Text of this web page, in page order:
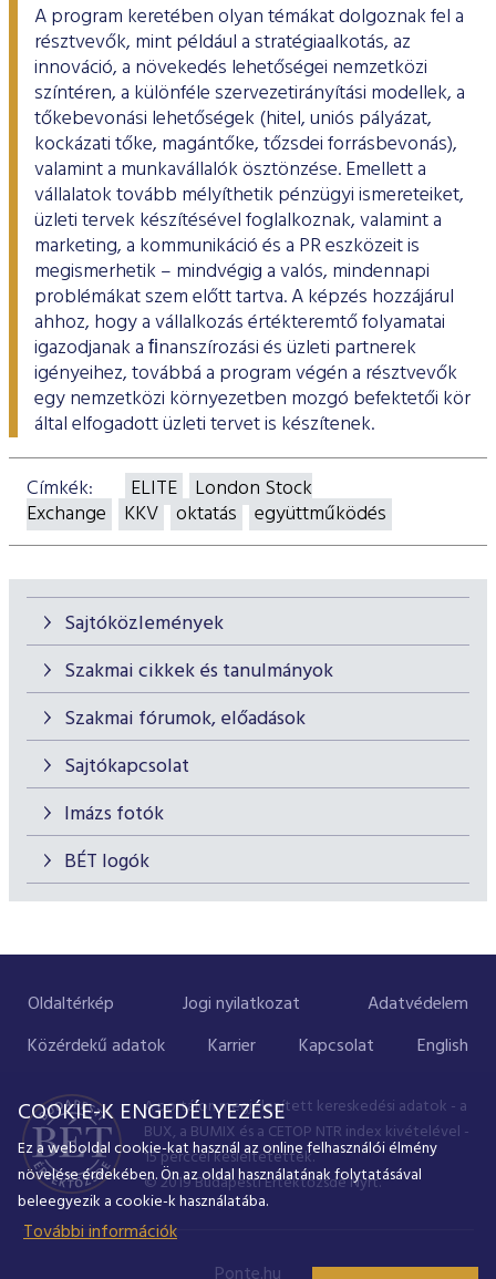
Sajtóközlemények
Szakmai cikkek és tanulmányok
Szakmai fórumok, előadások
Sajtókapcsolat
Imázs fotók
BÉT logók
A program keretében olyan témákat dolgoznak fel a
résztvevők, mint például a stratégiaalkotás, az
innováció, a növekedés lehetőségei nemzetközi
színtéren, a különféle szervezetirányítási modellek, a
tőkebevonási lehetőségek (hitel, uniós pályázat,
kockázati tőke, magántőke, tőzsdei forrásbevonás),
valamint a munkavállalók ösztönzése. Emellett a
vállalatok tovább mélyíthetik pénzügyi ismereteiket,
üzleti tervek készítésével foglalkoznak, valamint a
marketing, a kommunikáció és a PR eszközeit is
megismerhetik – mindvégig a valós, mindennapi
problémákat szem előtt tartva. A képzés hozzájárul
ahhoz, hogy a vállalkozás értékteremtő folyamatai
igazodjanak a ﬁnanszírozási és üzleti partnerek
igényeihez, továbbá a program végén a résztvevők
egy nemzetközi környezetben mozgó befektetői kör
által elfogadott üzleti tervet is készítenek.
Címkék:
ELITE London Stock
Exchange KKV oktatás együttműködés
Oldaltérkép Jogi nyilatkozat
Adatvédelem
Közérdekű adatok
Karrier Kapcsolat English
A portálon megjelenített kereskedési adatok - a
BUX, a BUMIX és a CETOP NTR index kivételével -
15 perccel késleltetettek.
© 2019 Budapesti Értéktőzsde Nyrt.
COOKIE-K ENGEDÉLYEZÉSE
Ez a weboldal cookie-kat használ az online felhasználói élmény
növelése érdekében. Ön az oldal használatának folytatásával
beleegyezik a cookie-k használatába.
További információk